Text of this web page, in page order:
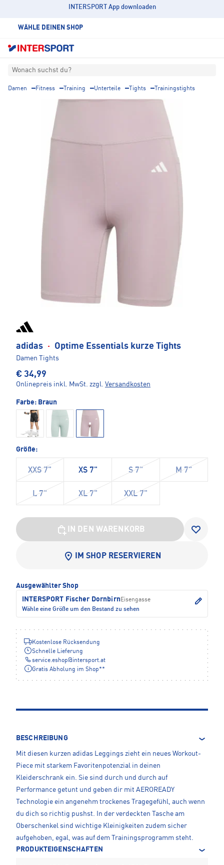
INTERSPORT App downloaden
WÄHLE DEINEN SHOP
Wonach suchst du?
Damen Fitness Training Unterteile Tights Trainingstights
adidas · Optime Essentials kurze Tights
Damen Tights
€ 34,99
Onlinepreis inkl. MwSt. zzgl. Versandkosten
Farbe: Braun
Größe:
XXS 7" XS 7" S 7" M 7"
L 7" XL 7" XXL 7"
IN DEN WARENKORB
IM SHOP RESERVIEREN
Ausgewählter Shop
INTERSPORT Fischer Dornbirn Eisengasse
Wähle eine Größe um den Bestand zu sehen
Kostenlose Rücksendung
Schnelle Lieferung
service.eshop@intersport.at
Gratis Abholung im Shop**
BESCHREIBUNG
Mit diesen kurzen adidas Leggings zieht ein neues Workout-
Piece mit starkem Favoritenpotenzial in deinen
Kleiderschrank ein. Sie sind durch und durch auf
Performance getunt und geben dir mit AEROREADY
Technologie ein angenehm trockenes Tragegefühl, auch wenn
du dich so richtig pushst. In der verdeckten Tasche am
Oberschenkel sind wichtige Kleinigkeiten zudem sicher
aufgehoben, egal, was auf dem Trainingsprogramm steht.
PRODUKTEIGENSCHAFTEN